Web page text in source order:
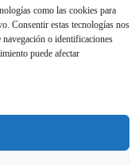
como las cookies para
Consentir estas tecnologías nos
o identificaciones
puede afectar